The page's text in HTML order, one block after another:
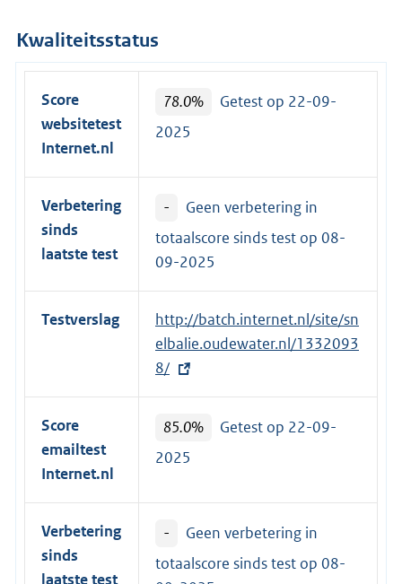
Kwaliteitsstatus
Score
websitetest
Internet.nl
78.0%
Getest op 22-09-
2025
Verbetering
sinds
laatste test
-
Geen verbetering in
totaalscore sinds test op 08-
09-2025
Testverslag
E
x
t
e
e
k
http://batch.internet.nl/site/sn
elbalie.oudewater.nl/1332093
8/
Score
emailtest
Internet.nl
85.0%
Getest op 22-09-
2025
Verbetering
sinds
laatste test
-
Geen verbetering in
totaalscore sinds test op 08-